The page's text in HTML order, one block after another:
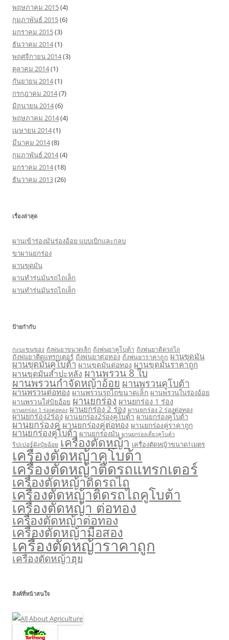
พฤษภาคม 2015(4)
กุมภาพันธ์ 2015(6)
มกราคม 2015(3)
ธันวาคม 2014(1)
พฤศจิกายน 2014(3)
ตุลาคม 2014(1)
กันยายน 2014(1)
กรกฎาคม 2014(7)
มิถุนายน 2014(6)
พฤษภาคม 2014(4)
เมษายน 2014(1)
มีนาคม 2014(8)
กุมภาพันธ์ 2014(4)
มกราคม 2014(18)
ธันวาคม 2013(26)
เรื่องล่าสุด
ผานเข้าร่องมันร่องอ้อย แบบเบิกและกลบ
ขาผานยกร่อง
ผานขุดมัน
ผานทำรุ่นมันรถไถเล็ก
ผานทำรุ่นมันรถไถเล็ก
ป้ายกำกับ
กะบะขนของ ถังพ่นยาขนาดเล็ก ถังพ่นยาคูโบต้า ถังพ่นยาติดรถไถ
ถังพ่นยาติดแทรกเตอร์ ถังพ่นยาต่อทอง ถังพ่นยาราคาถูก ผานขุดมัน
ผานขุดมันคูโบต้า ผานขุดมันต่อทอง ผานขุดมันราคาถูก
ผานขุดมันสำปะหลัง ผานพรวน 8 ใบ
ผานพรวนกำจัดหญ้าอ้อย ผานพรวนคูโบต้า
ผานพรวนต่อทอง ผานพรวนรถไถขนาดเล็ก ผานพรวนในร่องอ้อย
ผานพรวนใส่ปุ๋ยอ้อย ผานยกร่อง ผานยกร่อง 1 ร่อง
ผานยกร่อง 1 ร่องต่อทอง ผานยกร่อง 2 ร่อง ผานยกร่อง 2 ร่องต่อทอง
ผานยกร่อง2ร่อง ผานยกร่อง2ร่องคูโบต้า ผานยกร่องคูโบต้า
ผานยกร่องคู่ ผานยกร่องคู่ต่อทอง ผานยกร่องคู่ราคาถูก
ผานยกร่องคู่โบต้า ผานยกร่องมัน ผานยกร่องเดี่ยวคูโบต้า
ริปเปอร์ฝังปุ๋ยอ้อย เครื่องตัดหญ้า เครื่องตัดหญ้าขนาด1เมตร
เครื่องตัดหญ้าคูโบต้า
เครื่องตัดหญ้าติดรถแทรกเตอร์
เครื่องตัดหญ้าติดรถไถ
เครื่องตัดหญ้าติดรถไถคูโบต้า
เครื่องตัดหญ้า ต่อทอง
เครื่องตัดหญ้าต่อทอง
เครื่องตัดหญ้ามือสอง
เครื่องตัดหญ้าราคาถูก
เครื่องตัดหญ้าฮุย
ลิงค์ที่หน้าสนใจ